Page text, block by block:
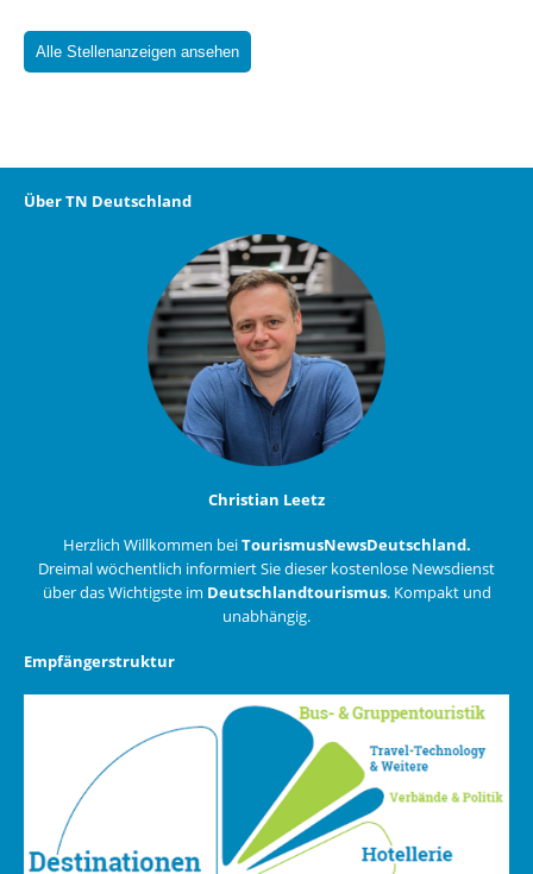
Alle Stellenanzeigen ansehen
Über TN Deutschland
Christian Leetz
Herzlich Willkommen beiTourismusNewsDeutschland.
Dreimal wöchentlich informiert Sie dieser kostenlose Newsdienst
über das Wichtigste im Deutschlandtourismus. Kompakt und
unabhängig.
Empfängerstruktur